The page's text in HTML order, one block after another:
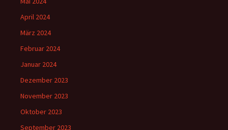
April 2024
März 2024
Februar 2024
Januar 2024
Dezember 2023
November 2023
Oktober 2023
September 2023